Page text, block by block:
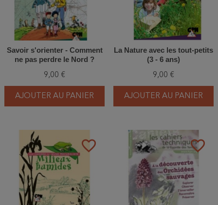
Savoir s'orienter - Comment
ne pas perdre le Nord ?
9,00 €
AJOUTER AU PANIER
La Nature avec les tout-petits
(3 - 6 ans)
9,00 €
AJOUTER AU PANIER
favorite_border favorite_border